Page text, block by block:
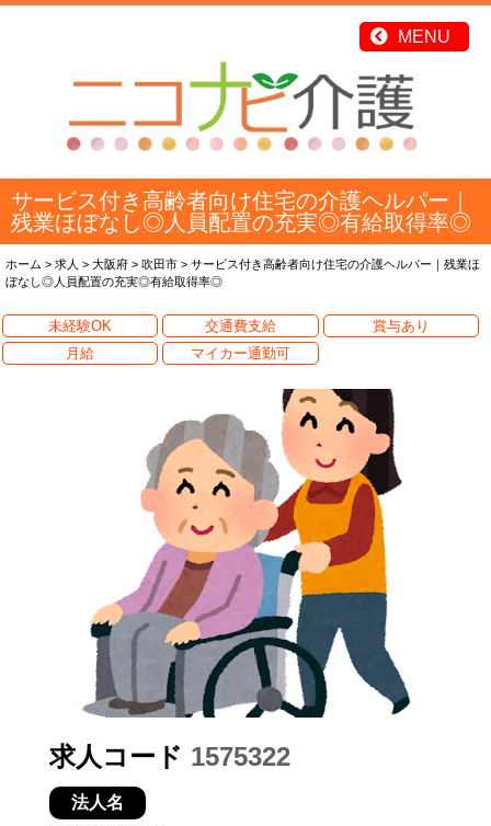
サービス付き高齢者向け住宅の介護ヘルパー｜
残業ほぼなし◎人員配置の充実◎有給取得率◎
ホーム > 求人 > 大阪府 > 吹田市 > サービス付き高齢者向け住宅の介護ヘルパー｜残業ほ
ぼなし◎人員配置の充実◎有給取得率◎
未経験OK 交通費支給
賞与あり
月給
マイカー通勤可
求人コード 1575322
法人名